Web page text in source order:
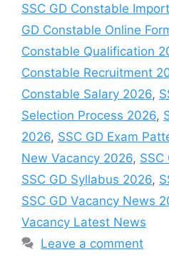
SSC GD Constable
GD Constable Online
Constable Qualification
Constable Recruitment
Constable Salary 2026,
Selection Process 2026,
2026, SSC GD Exam
New Vacancy 2026,
SSC GD Syllabus 2026,
SSC GD Vacancy News
Vacancy Latest News
Leave a comment